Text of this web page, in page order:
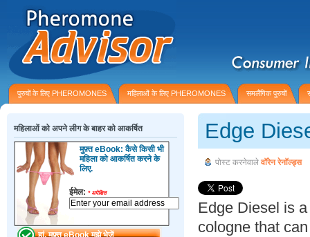
पुरुषों के लिए PHEROMONES महिलाओं के लिए PHEROMONES समलैंगिक पुरुषों
Edge
पोस्ट करनेवाले वॉरेन रेनॉल्ड्स
Edge Diesel is
cologne that
महिलाओं को अपने लीग के बाहर को आकर्षित
मुफ़्त eBook: कैसे किसी भी
महिला को आकर्षित करने के
लिए.
ईमेल: *अपेक्षित